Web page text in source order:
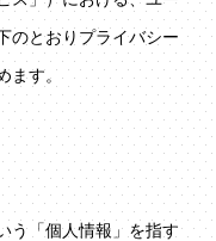
のとおりプライバシー
ます。
う「個人情報」を指す